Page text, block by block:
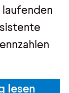
lesen